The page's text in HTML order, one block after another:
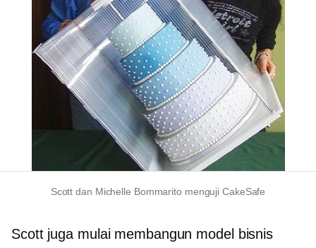
Scott dan Michelle Bommarito menguji CakeSafe
Scott juga mulai membangun model bisnis